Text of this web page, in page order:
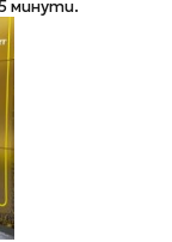
минути.